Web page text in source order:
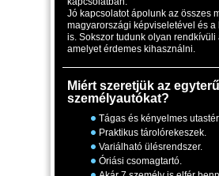
Jó kapcsolatot ápolunk az összes
magyarországi képviseletével és a
is. Sokszor tudunk olyan rendkívüli
amelyet érdemes kihasználni.
Miért szeretjük az egyterű
személyautókat?
Tágas és kényelmes
Praktikus tárolórekeszek.
Variálható ülésrendszer.
Óriási csomagtartó.